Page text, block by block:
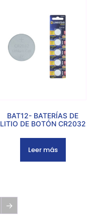
BAT12- BATERÍAS DE
LITIO DE BOTÓN CR2032
Leer más
→